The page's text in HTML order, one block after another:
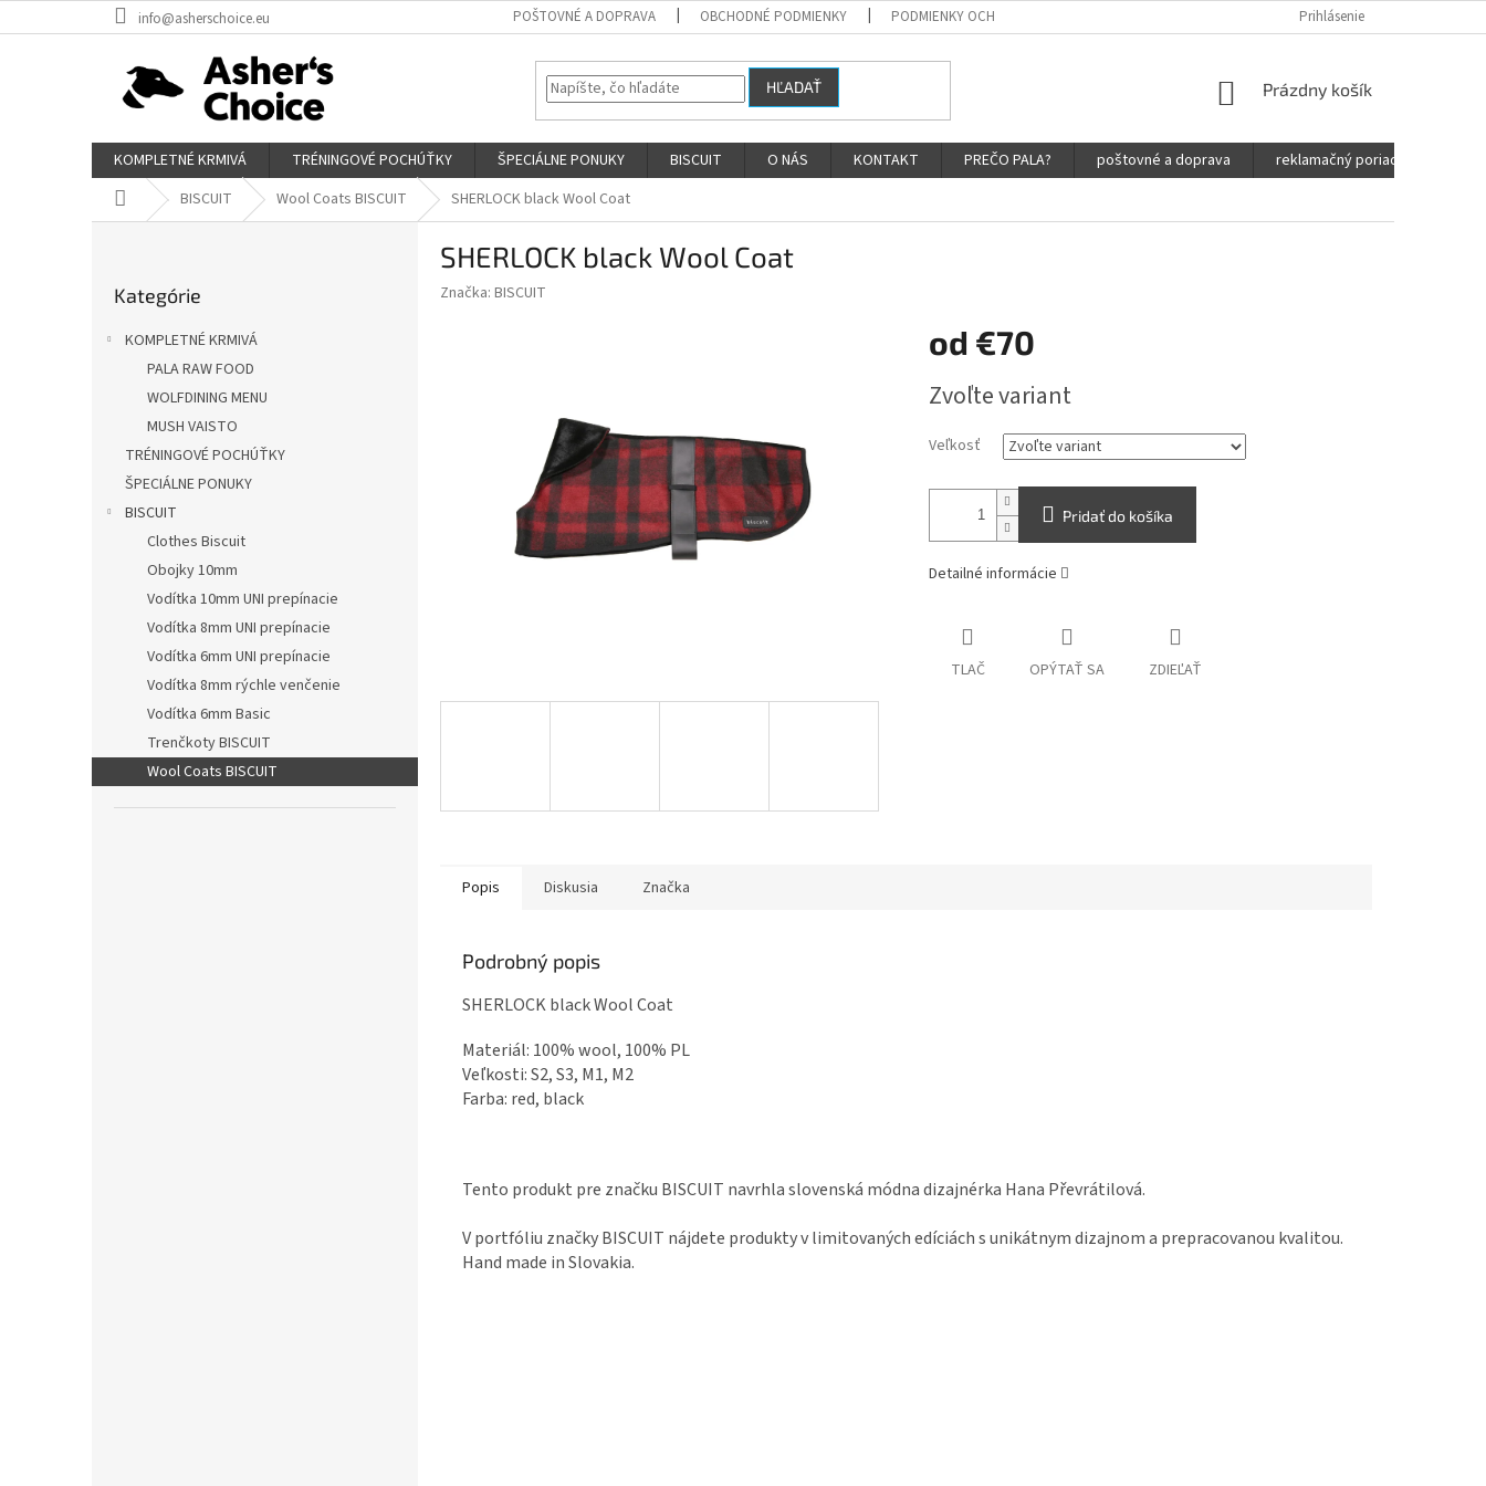
na
info@asherschoice.eu POŠTOVNÉ A DOPRAVA OBCHODNÉ PODMIENKY PODMIENKY OCHRANY OSOBNÝCH ÚDAJOV Prihlásenie
HĽADAŤ
NÁKUPNÝ
Prázdny košík
KOMPLETNÉ KRMIVÁ TRÉNINGOVÉ POCHÚŤKY ŠPECIÁLNE PONUKY BISCUIT O NÁS KONTAKT PREČO PALA? poštovné a doprava reklamačný poriadok
DomovBISCUIT Wool Coats BISCUIT SHERLOCK black Wool Coat
kategórie
Kategórie
KOMPLETNÉ KRMIVÁ
PALA RAW FOOD
WOLFDINING MENU
MUSH VAISTO
TRÉNINGOVÉ POCHÚŤKY
ŠPECIÁLNE PONUKY
BISCUIT
Clothes Biscuit
Obojky 10mm
Vodítka 10mm UNI prepínacie
Vodítka 8mm UNI prepínacie
Vodítka 6mm UNI prepínacie
Vodítka 8mm rýchle venčenie
Vodítka 6mm Basic
Trenčkoty BISCUIT
Wool Coats BISCUIT
SHERLOCK black Wool Coat
Značka: BISCUIT
od €70
cena:
Zvoľte variant
Veľkosť
Pridať do košíka
Detailné informácie
TLAČ OPÝTAŤ SA ZDIEĽAŤ
Popis Diskusia Značka
Podrobný popis
SHERLOCK black Wool Coat
Materiál: 100% wool, 100% PL
Veľkosti: S2, S3, M1, M2
Farba: red, black
Tento produkt pre značku BISCUIT navrhla slovenská módna dizajnérka Hana Převrátilová.
V portfóliu značky BISCUIT nájdete produkty v limitovaných edíciách s unikátnym dizajnom a prepracovanou kvalitou.
Hand made in Slovakia.